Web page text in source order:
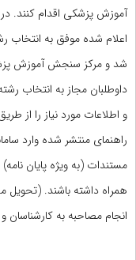
آموزش پزشکی اقدام کنند.
اعلام شده موفق به
شد و مرکز سنجش آموزش
داوطلبان مجاز به انتخاب
و اطلاعات مورد نیاز را
راهنمای منتشر شده وارد
مستندات (به ویژه پایان
همراه داشته باشند.
انجام مصاحبه به